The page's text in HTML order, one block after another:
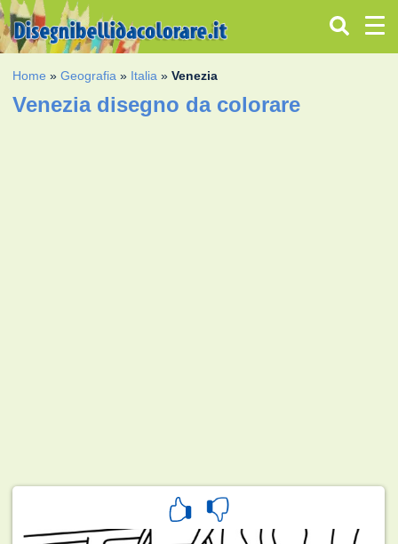
Home »Geografia » Italia »Venezia
Venezia disegno da colorare